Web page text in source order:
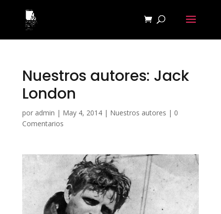
Nuestros autores: Jack
London
por admin | May 4, 2014| Nuestros autores | 0
Comentarios